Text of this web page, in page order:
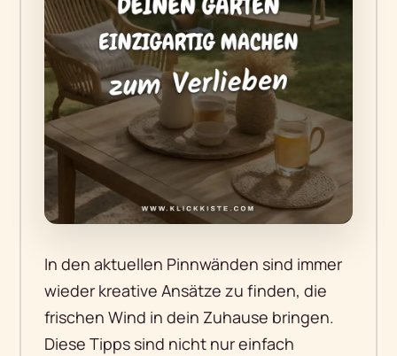
In den aktuellen Pinnwänden sind immer
wieder kreative Ansätze zu finden, die
frischen Wind in dein Zuhause bringen.
Diese Tipps sind nicht nur einfach